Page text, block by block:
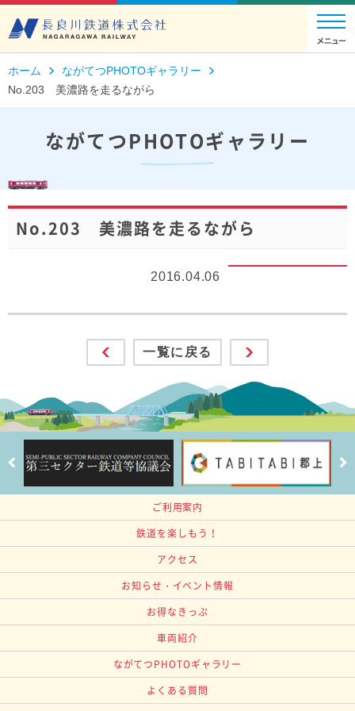
ホーム
ながてつPHOTOギャラリー
No.203 美濃路を走るながら
ながてつPHOTOギャラリー
No.203 美濃路を走るながら
2016.04.06
一覧に戻る
ご利用案内
鉄道を楽しもう！
アクセス
お知らせ・イベント情報
お得なきっぷ
車両紹介
ながてつPHOTOギャラリー
よくある質問